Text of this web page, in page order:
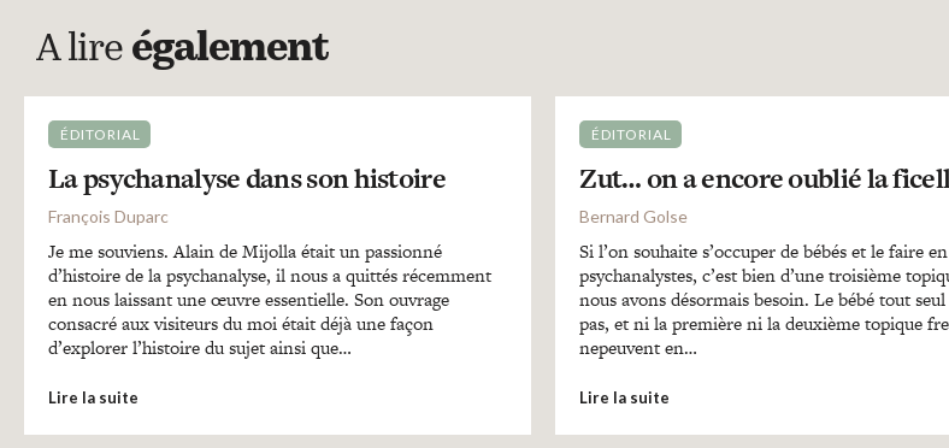
A lire également
ÉDITORIAL
La psychanalyse dans son histoire
François Duparc
Je me souviens. Alain de Mijolla était un passionné
d’histoire de la psychanalyse, il nous a quittés récemment
en nous laissant une œuvre essentielle. Son ouvrage
consacré aux visiteurs du moi était déjà une façon
d’explorer l’histoire du sujet ainsi que…
Lire la suite
ÉDITORIAL
Zut… on a encore oublié la
Bernard Golse
Si l’on souhaite s’occuper de bébés et le faire
psychanalystes, c’est bien d’une troisième
nous avons désormais besoin. Le bébé tout seul
pas, et ni la première ni la deuxième topique
nepeuvent en…
Lire la suite